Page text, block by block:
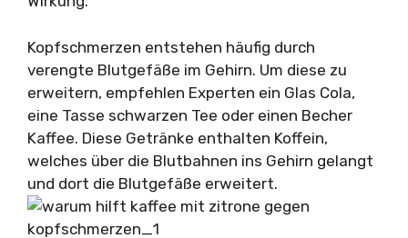
Kopfschmerzen entstehen häufig durch
verengte Blutgefäße im Gehirn. Um diese zu
erweitern, empfehlen Experten ein Glas Cola,
eine Tasse schwarzen Tee oder einen Becher
Kaffee. Diese Getränke enthalten Koffein,
welches über die Blutbahnen ins Gehirn gelangt
und dort die Blutgefäße erweitert.